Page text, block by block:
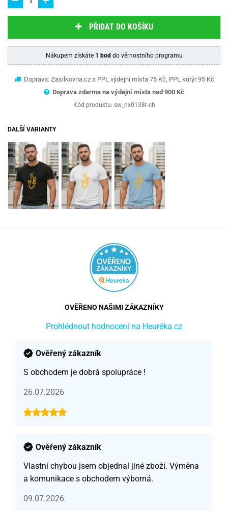
PŘIDAT DO KOŠÍKU
Nákupem získáte 1 bod do věrnostního programu
Doprava: Zasilkovna.cz a PPL výdejní místa 75 Kč, PPL kurýr 95 Kč
Doprava zdarma na výdejní místa nad 900 Kč
Kód produktu: sw_nx0138r-ch
DALŠÍ VARIANTY
OVĚŘENO NAŠIMI ZÁKAZNÍKY
Prohlédnout hodnocení na Heuréka.cz
Ověřený zákazník
S obchodem je dobrá spolupráce !
26.07.2026
Ověřený zákazník
Vlastní chybou jsem objednal jiné zboží. Výměna
a komunikace s obchodem výborná.
09.07.2026